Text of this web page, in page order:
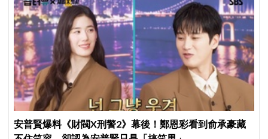
安普賢爆料《財閥X刑警2》幕後！鄭恩彩看到俞承豪藏